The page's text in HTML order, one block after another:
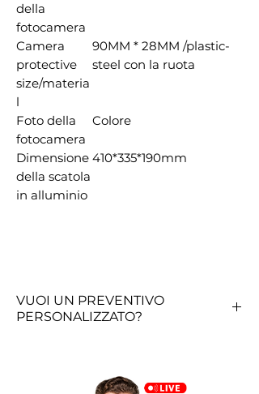
della
fotocamera
Camera
protective
size/materia
l
90MM * 28MM /plastic-
steel con la ruota
Foto della
fotocamera
Colore
Dimensione
della scatola
in alluminio
410*335*190mm
VUOI UN PREVENTIVO
PERSONALIZZATO?